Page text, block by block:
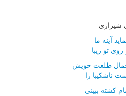
شیرازی
آینه ما
تو زیبا
جمال طلعت خویش
ناشکیبا را
کشته ببینی